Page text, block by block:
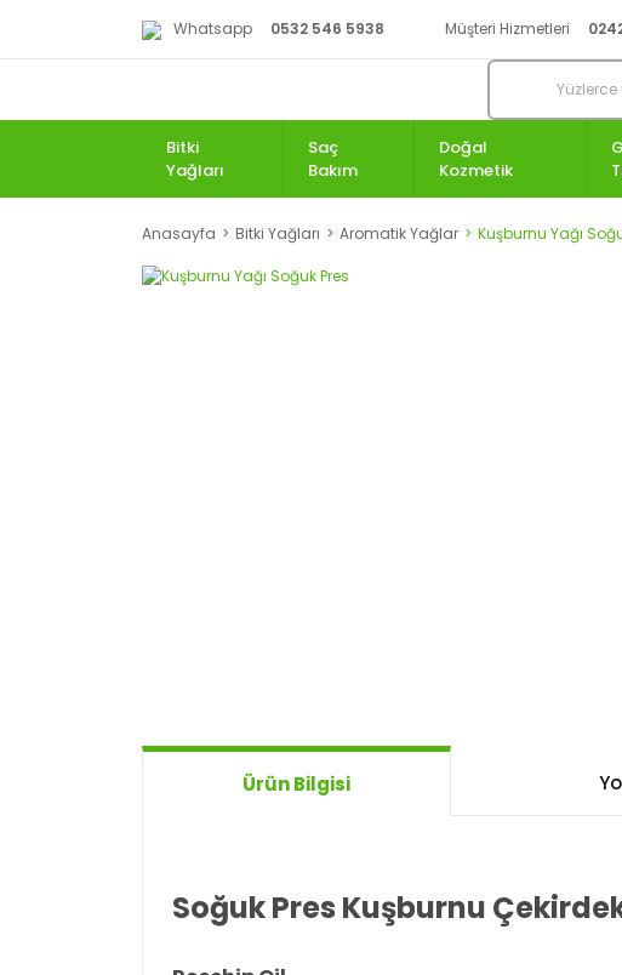
Whatsapp 0532 546 5938 Müşteri Hizmetleri
Bitki
Yağları
Saç
Bakım
Doğal
Kozmetik
Anasayfa Bitki Yağları Aromatik Yağlar Kuşburnu Yağı
Ürün Bilgisi
Soğuk Pres Kuşburnu